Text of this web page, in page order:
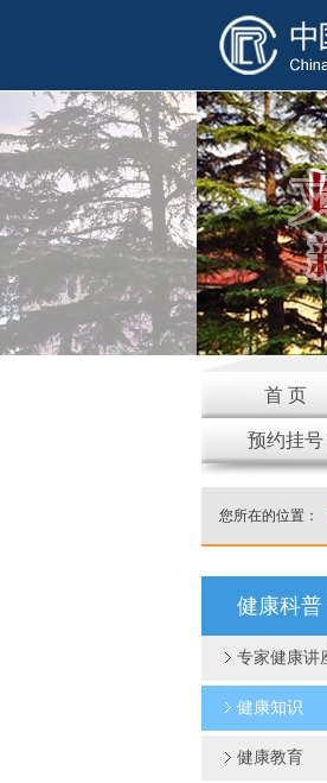
首 页
预约挂号
您所在的位置：
健康科普
专家健康讲
健康知识
健康教育